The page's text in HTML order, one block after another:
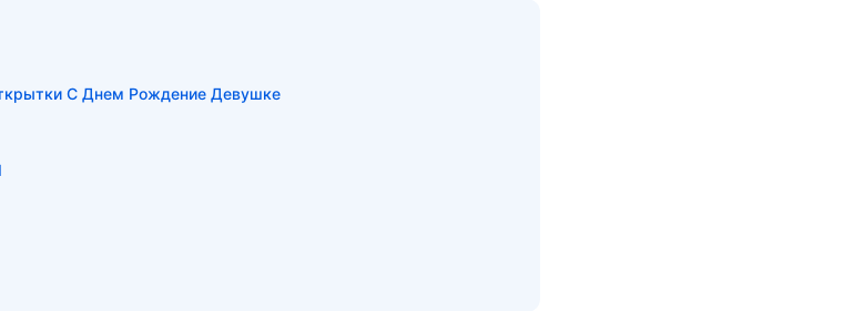
С Днем Рождение Девушке